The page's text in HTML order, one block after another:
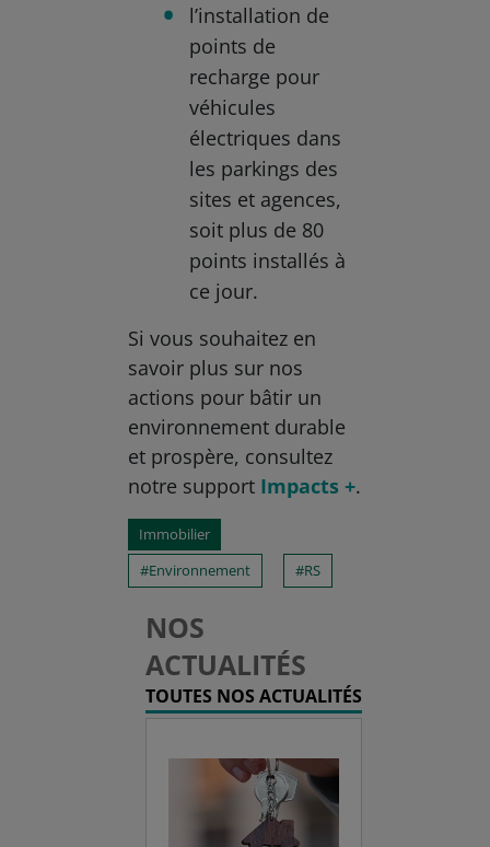
l’installation de
points de
recharge pour
véhicules
électriques dans
les parkings des
sites et agences,
soit plus de 80
points installés à
ce jour.
Si vous souhaitez en
savoir plus sur nos
actions pour bâtir un
environnement durable
et prospère, consultez
notre support Impacts +.
Immobilier
Environnement
RS
NOS
ACTUALITÉS
TOUTES NOS ACTUALITÉS